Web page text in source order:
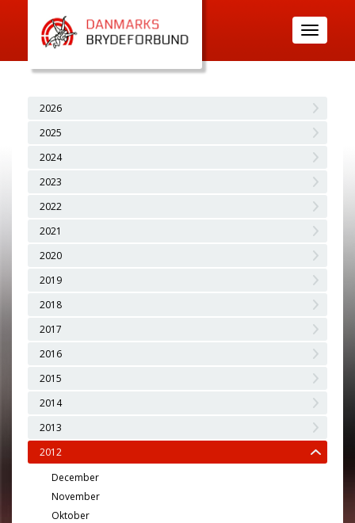
Toggle
navigation
2026
2025
2024
2023
2022
2021
2020
2019
2018
2017
2016
2015
2014
2013
2012
December
November
Oktober